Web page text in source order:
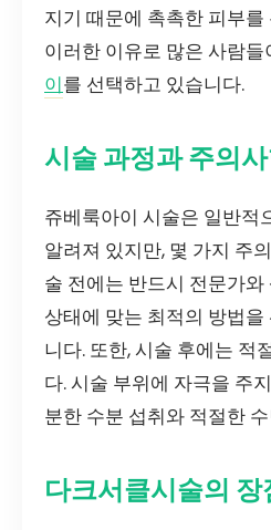
지기 때문에 촉촉한 피부
이러한 이유로 많은 사람들
이를 선택하고 있습니다.
시술 과정과 주의
쥬베룩아이 시술은 일반적
알려져 있지만, 몇 가지 주
술 전에는 반드시 전문가
상태에 맞는 최적의 방법
니다. 또한, 시술 후에는 적
다. 시술 부위에 자극을 주
분한 수분 섭취와 적절한
다크서클시술의 장